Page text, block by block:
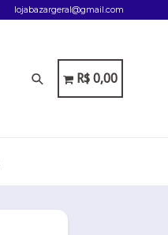
lojabazargeral@gmail.com
Pesquisar
CARRINHO
CARRINHO
R$ 0,00